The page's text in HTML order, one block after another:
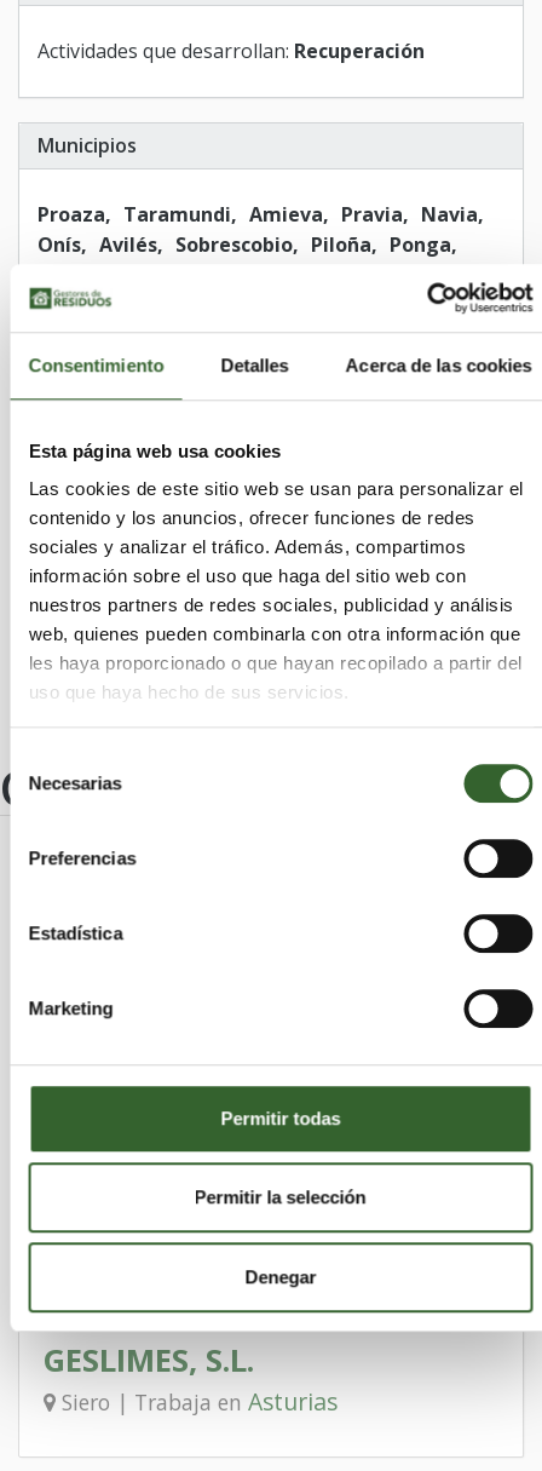
Consentimiento Detalles Acerca de las cookies
Esta página web usa cookies
Las cookies de este sitio web se usan para personalizar el
contenido y los anuncios, ofrecer funciones de redes
sociales y analizar el tráfico. Además, compartimos
información sobre el uso que haga del sitio web con
nuestros partners de redes sociales, publicidad y análisis
web, quienes pueden combinarla con otra información que
les haya proporcionado o que hayan recopilado a partir del
uso que haya hecho de sus servicios.
de
consentimiento
Necesarias
Preferencias
Estadística
Marketing
Permitir todas
Permitir la selección
Denegar
Actividades que desarrollan: Recuperación
Municipios
Proaza Taramundi Amieva Pravia
Navia
Onís
Avilés Sobrescobio Piloña
Ponga
Illano
Salas
Cangas de Onís
Cudillero
Santa Eulalia de Oscos
Caravia
San Martín de Oscos
Nava Parres
Mieres
Langreo
Siero
Villanueva de Oscos
Castropol
Noreña
Soto del Barco
Franco (El)
Santo Adriano Coaña
Morcín
Gijón
Pesoz Yernes y Tameza
Castrillón
Oviedo
San Martín del Rey Aurelio
Candamo
Riosa
Boal Allande
Cabrales
Belmonte de Miranda
Muros de Nalón
Teverga
Otros centros
Gijón | Trabaja en
Avilés | Trabaja enAsturias
Gijón | Trabaja enAsturias
GESLIMES, S.L.
Siero | Trabaja en Asturias